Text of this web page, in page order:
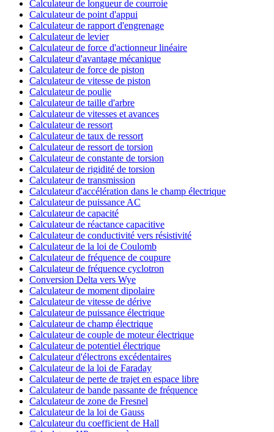
Calculateur de longueur de courroie
Calculateur de point d'appui
Calculateur de rapport d'engrenage
Calculateur de levier
Calculateur de force d'actionneur linéaire
Calculateur d'avantage mécanique
Calculateur de force de piston
Calculateur de vitesse de piston
Calculateur de poulie
Calculateur de taille d'arbre
Calculateur de vitesses et avances
Calculateur de ressort
Calculateur de taux de ressort
Calculateur de ressort de torsion
Calculateur de constante de torsion
Calculateur de rigidité de torsion
Calculateur de transmission
Calculateur d'accélération dans le champ électrique
Calculateur de puissance AC
Calculateur de capacité
Calculateur de réactance capacitive
Calculateur de conductivité vers résistivité
Calculateur de la loi de Coulomb
Calculateur de fréquence de coupure
Calculateur de fréquence cyclotron
Conversion Delta vers Wye
Calculateur de moment dipolaire
Calculateur de vitesse de dérive
Calculateur de puissance électrique
Calculateur de champ électrique
Calculateur de couple de moteur électrique
Calculateur de potentiel électrique
Calculateur d'électrons excédentaires
Calculateur de la loi de Faraday
Calculateur de perte de trajet en espace libre
Calculateur de bande passante de fréquence
Calculateur de zone de Fresnel
Calculateur de la loi de Gauss
Calculateur du coefficient de Hall